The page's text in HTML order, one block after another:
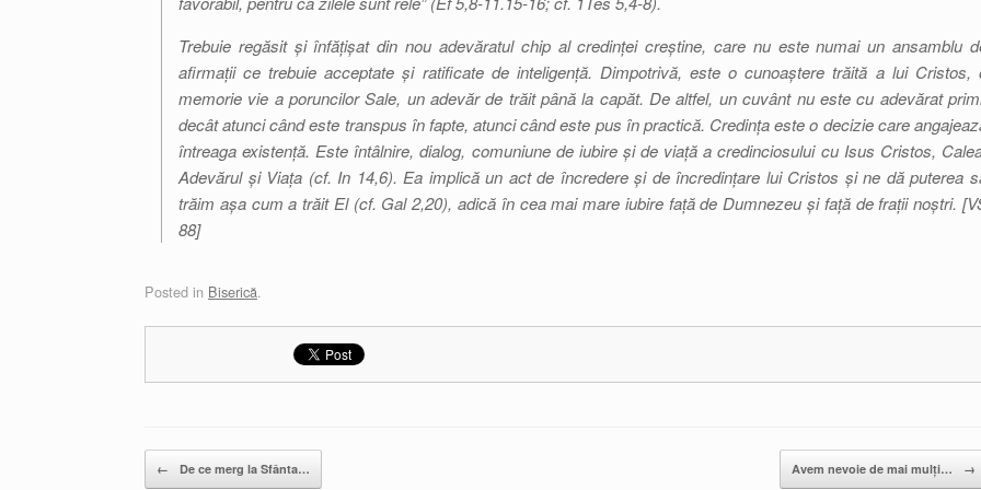
Trebuie regăsit și înfățișat din nou adevăratul chip al credinței creștine, care nu este numai un ansamblu
afirmații ce trebuie acceptate și ratificate de inteligență. Dimpotrivă, este o cunoaștere trăită a lui Cristos,
memorie vie a poruncilor Sale, un adevăr de trăit până la capăt. De altfel, un cuvânt nu este cu adevărat
decât atunci când este transpus în fapte, atunci când este pus în practică. Credința este o decizie care
întreaga existență. Este întâlnire, dialog, comuniune de iubire și de viață a credinciosului cu Isus Cristos,
Adevărul și Viața (cf. In 14,6). Ea implică un act de încredere și de încredințare lui Cristos și ne dă puterea
trăim așa cum a trăit El (cf. Gal2,20), adică în cea mai mare iubire față de Dumnezeu și față de frații noștri.
88]
Posted in Biserică.
Post navigation
← De ce merg la Sfânta… Avem nevoie de mai mulți… →